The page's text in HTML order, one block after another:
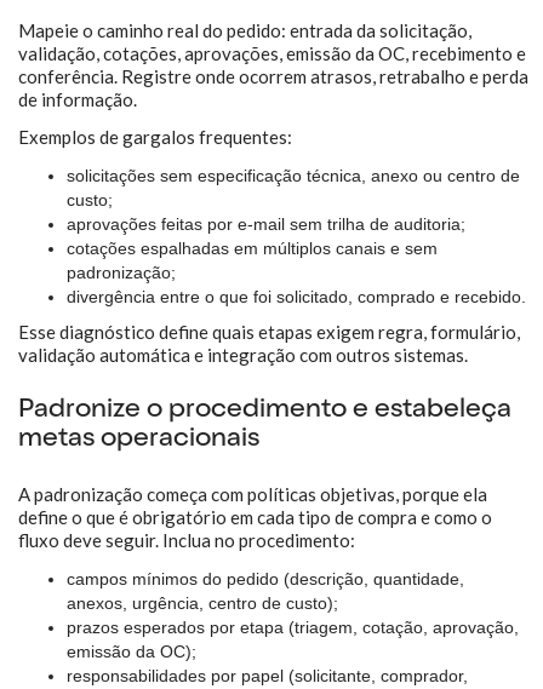
Mapeie o caminho real do pedido: entrada da solicitação,
validação, cotações, aprovações, emissão da OC, recebimento e
conferência. Registre onde ocorrem atrasos, retrabalho e perda
de informação.
Exemplos de gargalos frequentes:
solicitações sem especificação técnica, anexo ou centro de
custo;
aprovações feitas por e-mail sem trilha de auditoria;
cotações espalhadas em múltiplos canais e sem
padronização;
divergência entre o que foi solicitado, comprado e recebido.
Esse diagnóstico define quais etapas exigem regra, formulário,
validação automática e integração com outros sistemas.
Padronize o procedimento e estabeleça
metas operacionais
A padronização começa com políticas objetivas, porque ela
define o que é obrigatório em cada tipo de compra e como o
fluxo deve seguir. Inclua no procedimento:
campos mínimos do pedido (descrição, quantidade,
anexos, urgência, centro de custo);
prazos esperados por etapa (triagem, cotação, aprovação,
emissão da OC);
responsabilidades por papel (solicitante, comprador,